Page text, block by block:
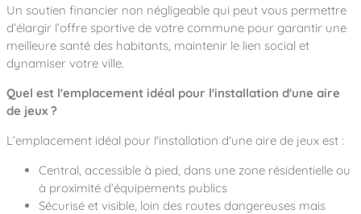
Un soutien financier non négligeable qui peut vous permettre
d’élargir l’offre sportive de votre commune pour garantir une
meilleure santé des habitants, maintenir le lien social et
dynamiser votre ville.
Quel est l'emplacement idéal pour l'installation d'une aire
de jeux ?
L’emplacement idéal pour l'installation d'une aire de jeux est :
Central, accessible à pied, dans une zone résidentielle ou
à proximité d’équipements publics
Sécurisé et visible, loin des routes dangereuses mais